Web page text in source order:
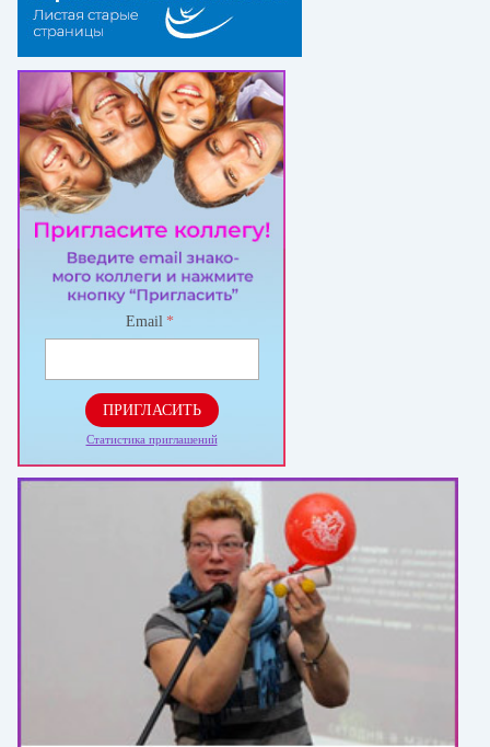
Email *
ПРИГЛАСИТЬ
Статистика приглашений